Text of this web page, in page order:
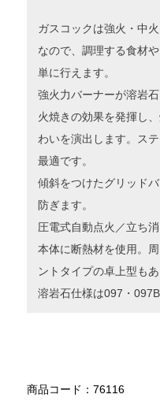
ガスコックは強火・中
なので、調理する食材
単に行えます。
強火力バーナーが溶岩
火焼きの効果を発揮し
わいを演出します。ス
最適です。
傾斜をつけたグリッド
防ぎます。
圧電式自動点火／立ち消
本体に断熱材を使用。
ントタイプの卓上型もあ
溶岩石仕様は097・097B
商品コード：76116